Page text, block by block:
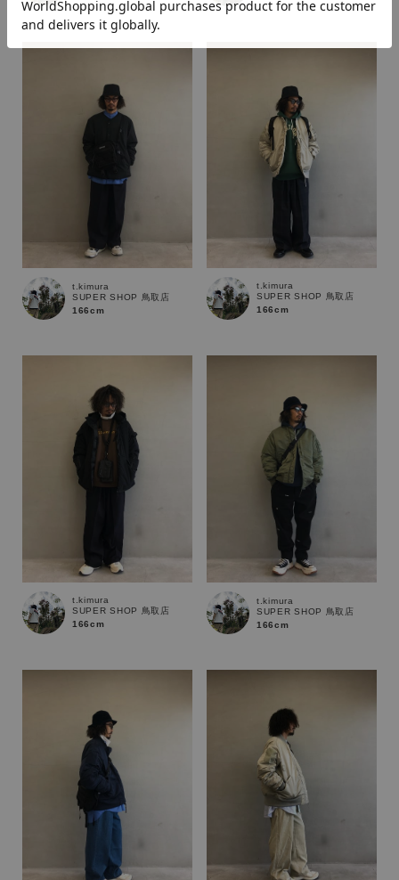
商品タイプ
通常商品 予約商品
セール価格 WEB限定
在庫あり 在庫なし含む
t.kimura
SUPER SHOP 鳥取店
166cm
t.kimura
SUPER SHOP 鳥取店
166cm
t.kimura
SUPER SHOP 鳥取店
166cm
t.kimura
SUPER SHOP 鳥取店
166cm